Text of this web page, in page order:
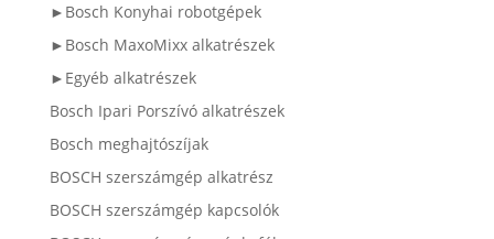
►Bosch Konyhai robotgépek
►Bosch MaxoMixx alkatrészek
►Egyéb alkatrészek
Bosch Ipari Porszívó alkatrészek
Bosch meghajtószíjak
BOSCH szerszámgép alkatrész
BOSCH szerszámgép kapcsolók